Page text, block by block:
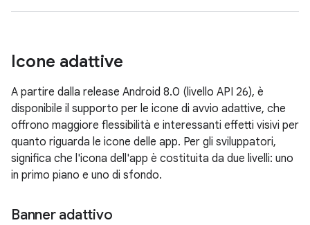
Icone adattive
A partire dalla release Android 8.0 (livello API 26), è
disponibile il supporto per le icone di avvio adattive, che
offrono maggiore flessibilità e interessanti effetti visivi per
quanto riguarda le icone delle app. Per gli sviluppatori,
significa che l'icona dell'app è costituita da due livelli: uno
in primo piano e uno di sfondo.
Banner adattivo